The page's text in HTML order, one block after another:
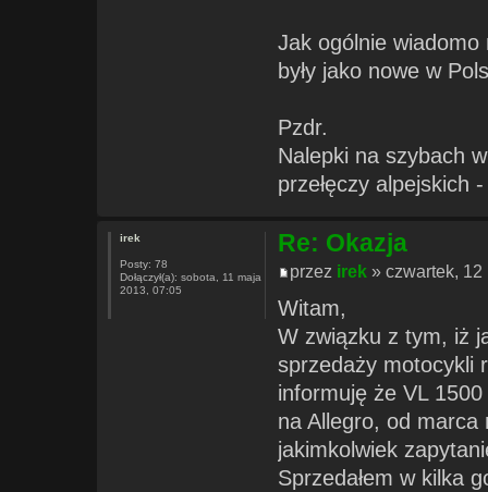
Jak ogólnie wiadomo
były jako nowe w
Pzdr.
Nalepki na szybach
przełęczy alpejskich
Re: Okazja
przez irek » czwartek,
Witam,
W związku z tym, iż
sprzedaży motocykli
informuję że VL
na Allegro, od marca
jakimkolwiek
Sprzedałem w kilka
irek
Posty: 78
Dołączył(a): sobota, 11 maja
2013, 07:05